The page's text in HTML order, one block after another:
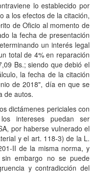
lo establecido por
a los efectos de la citación,
de Oficio al momento de
la fecha de presentación
un interés legal
total de 4% en reparación
Bs.; siendo que debió el
la fecha de la citación
de 2018", día en que se
de autos.
dictámenes periciales con
intereses puedan ser
por haberse vulnerado el
y el art. 118-3) de la L.
II de la misma norma, y
embargo no se puede
y contradicción del